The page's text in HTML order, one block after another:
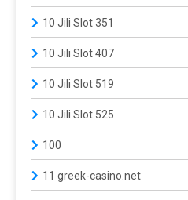
10 Jili Slot 351
10 Jili Slot 407
10 Jili Slot 519
10 Jili Slot 525
100
11 greek-casino.net